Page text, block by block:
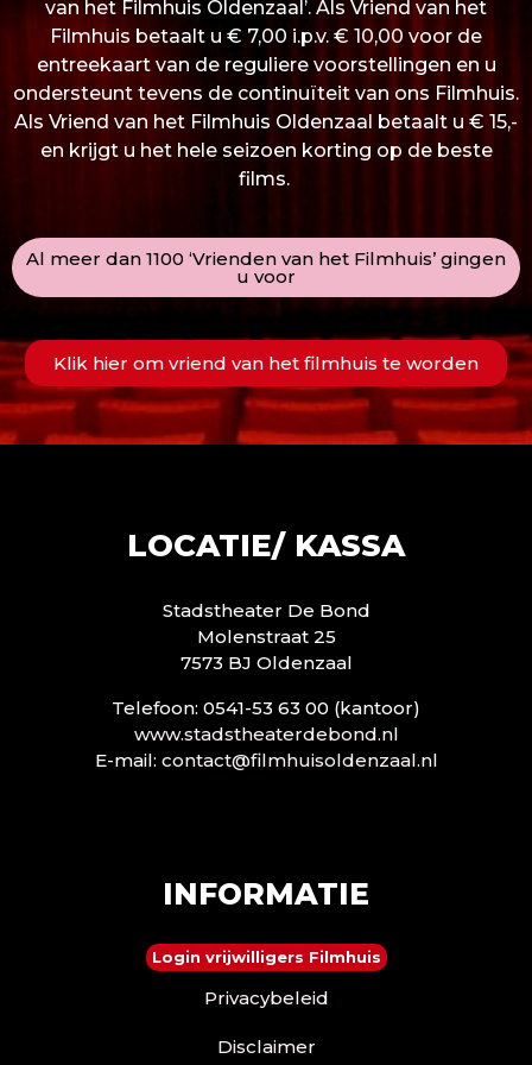
van het Filmhuis Oldenzaal’. Als Vriend van het
Filmhuis betaalt u € 7,00 i.p.v. € 10,00 voor de
entreekaart van de reguliere voorstellingen en u
ondersteunt tevens de continuïteit van ons Filmhuis.
Als Vriend van het Filmhuis Oldenzaal betaalt u € 15,-
en krijgt u het hele seizoen korting op de beste
films.
Al meer dan 1100 ‘Vrienden van het Filmhuis’ gingen
u voor
Klik hier om vriend van het filmhuis te worden
LOCATIE/ KASSA
Stadstheater De Bond
Molenstraat 25
7573 BJ Oldenzaal
Telefoon: 0541-53 63 00 (kantoor)
www.stadstheaterdebond.nl
E-mail: contact@filmhuisoldenzaal.nl
INFORMATIE
Login vrijwilligers Filmhuis
Privacybeleid
Disclaimer